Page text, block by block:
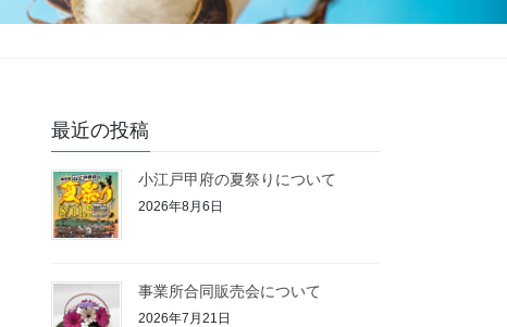
最近の投稿
小江戸甲府の夏祭りについて
2026年8月6日
事業所合同販売会について
2026年7月21日